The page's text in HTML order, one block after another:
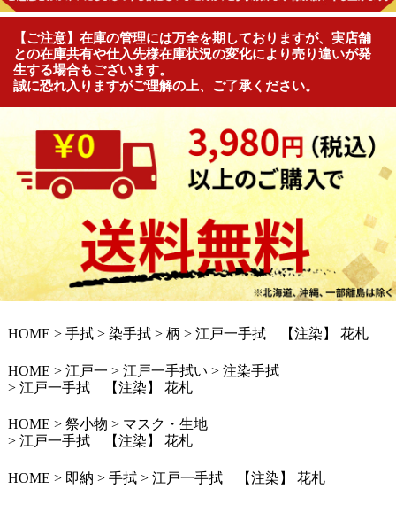
【ご注意】在庫の管理には万全を期しておりますが、実店舗
との在庫共有や仕入先様在庫状況の変化により売り違いが発
生する場合もございます。
誠に恐れ入りますがご理解の上、ご了承ください。
HOME 手拭 染手拭 柄 江戸一手拭 【注染】 花札
HOME 江戸一 江戸一手拭い
注染手拭
江戸一手拭 【注染】 花札
HOME 祭小物
マスク・生地
江戸一手拭 【注染】 花札
HOME 即納 手拭 江戸一手拭 【注染】 花札